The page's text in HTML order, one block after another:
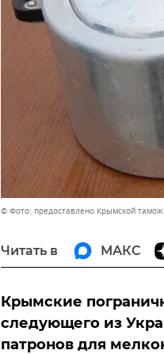
© Фото: предоставлено Крымской
Читать в МАКС
Крымские
следующего из
патронов для